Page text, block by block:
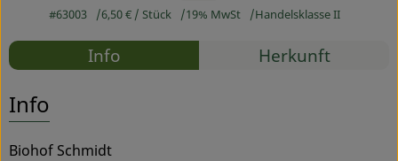
#63003 6,50 € / Stück 19% MwSt Handelsklasse II
Rezepte
Info Herkunft
Info
Biohof Schmidt